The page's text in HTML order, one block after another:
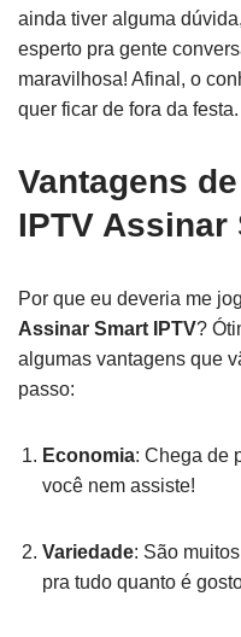
ainda tiver alguma
esperto pra gente
maravilhosa! Afinal, o
quer ficar de fora da festa.
Vantagens
IPTV Assinar
Por que eu deveria me
Assinar Smart IPTV?
algumas vantagens que
passo:
Economia: Chega de
você nem assiste!
Variedade: São
pra tudo quanto é